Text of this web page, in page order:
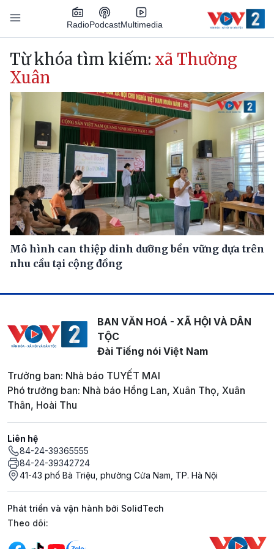
Nhảy đến nội dung
RadioPodcastMultimedia
Main navigation
Từ khóa tìm kiếm: xã Thường
Xuân
Mô hình can thiệp dinh dưỡng bền vững dựa trên
nhu cầu tại cộng đồng
BAN VĂN HOÁ - XÃ HỘI VÀ DÂN
TỘC
Đài Tiếng nói Việt Nam
Trưởng ban: Nhà báo TUYẾT MAI
Phó trưởng ban: Nhà báo Hồng Lan, Xuân Thọ, Xuân
Thân, Hoài Thu
Liên hệ
84-24-39365555
84-24-39342724
41-43 phố Bà Triệu, phường Cửa Nam, TP. Hà Nội
Phát triển và vận hành bởi SolidTech
Mạng xã hội
Theo dõi: